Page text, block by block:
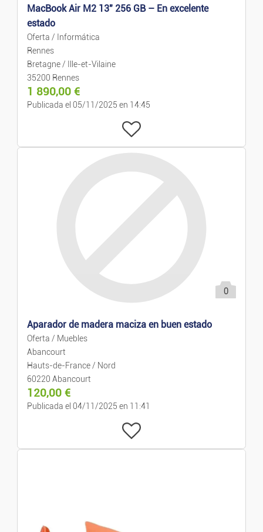
MacBook Air M2 13" 256 GB – En excelente
estado
Oferta / Informática
Rennes
Bretagne / Ille-et-Vilaine
35200 Rennes
1 890,00 €
Publicada el 05/11/2025 en 14:45
0
Aparador de madera maciza en buen estado
Oferta / Muebles
Abancourt
Hauts-de-France / Nord
60220 Abancourt
120,00 €
Publicada el 04/11/2025 en 11:41